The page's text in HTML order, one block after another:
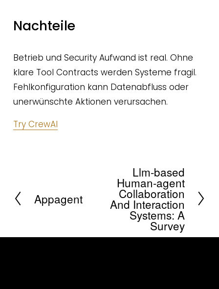
Nachteile
Betrieb und Security Aufwand ist real. Ohne
klare Tool Contracts werden Systeme fragil.
Fehlkonfiguration kann Datenabfluss oder
unerwünschte Aktionen verursachen.
Try CrewAI
Z
Appagent
i
Llm-based
Human-agent
Collaboration
And Interaction
Systems: A
Survey